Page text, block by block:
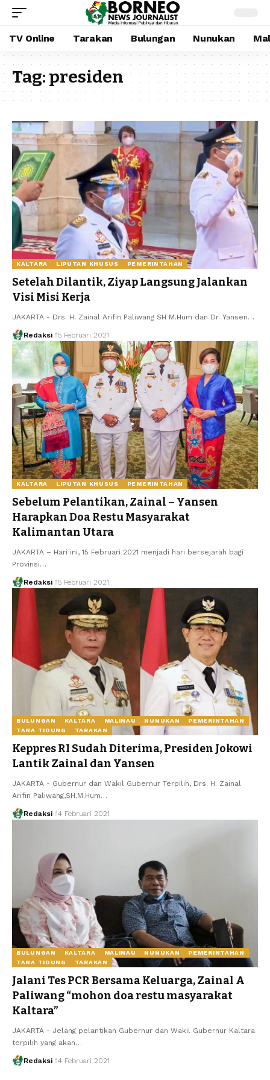
TV Online Tarakan Bulungan Nunukan
Tag:presiden
KALTARA LIPUTAN KHUSUS PEMERINTAHAN
Setelah Dilantik, Ziyap Langsung Jalankan
Visi Misi Kerja
JAKARTA - Drs. H. Zainal Arifin Paliwang SH M.Hum dan Dr. Yansen…
Redaksi 15 Februari 2021
KALTARA LIPUTAN KHUSUS PEMERINTAHAN
Sebelum Pelantikan, Zainal – Yansen
Harapkan Doa Restu Masyarakat
Kalimantan Utara
JAKARTA – Hari ini, 15 Februari 2021 menjadi hari bersejarah bagi
Provinsi…
Redaksi 15 Februari 2021
BULUNGAN KALTARA MALINAU NUNUKAN
PEMERINTAHAN
TANA TIDUNG
TARAKAN
Keppres RI Sudah Diterima, Presiden Jokowi
Lantik Zainal dan Yansen
JAKARTA - Gubernur dan Wakil Gubernur Terpilih, Drs. H. Zainal
Arifin Paliwang,SH.M.Hum…
Redaksi 14 Februari 2021
BULUNGAN KALTARA MALINAU NUNUKAN
PEMERINTAHAN
TANA TIDUNG
TARAKAN
Jalani Tes PCR Bersama Keluarga, Zainal A
Paliwang “mohon doa restu masyarakat
Kaltara”
JAKARTA - Jelang pelantikan Gubernur dan Wakil Gubernur Kaltara
terpilih yang akan…
Redaksi 14 Februari 2021